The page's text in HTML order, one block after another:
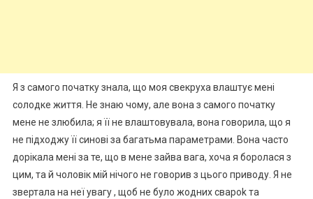
Я з самого початку знала, що моя свекруха влаштує мені
солодке життя. Не знаю чому, але вона з самого початку
мене не злюбила; я її не влаштовувала, вона говорила, що я
не підходжу її синові за багатьма параметрами. Вона часто
дорікала мені за те, що в мене зайва вага, хоча я боролася з
цим, та й чоловік мій нічого не говорив з цього приводу. Я не
звертала на неї увагу , щоб не було жодних свароk та